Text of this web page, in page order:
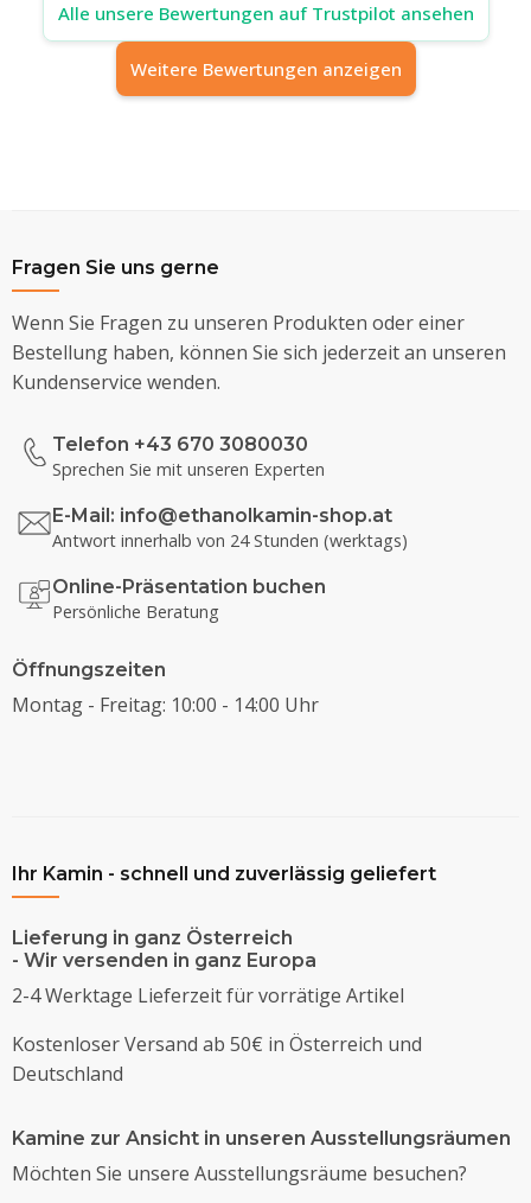
Alle unsere Bewertungen auf Trustpilot ansehen
Weitere Bewertungen anzeigen
Fragen Sie uns gerne
Wenn Sie Fragen zu unseren Produkten oder einer
Bestellung haben, können Sie sich jederzeit an unseren
Kundenservice wenden.
Telefon +43 670 3080030
Sprechen Sie mit unseren Experten
E-Mail: info@ethanolkamin-shop.at
Antwort innerhalb von 24 Stunden (werktags)
Online-Präsentation buchen
Persönliche Beratung
Öffnungszeiten
Montag - Freitag: 10:00 - 14:00 Uhr
Ihr Kamin - schnell und zuverlässig geliefert
Lieferung in ganz Österreich
- Wir versenden in ganz Europa
2-4 Werktage Lieferzeit für vorrätige Artikel
Kostenloser Versand ab 50€ in Österreich und
Deutschland
Kamine zur Ansicht in unseren Ausstellungsräumen
Möchten Sie unsere Ausstellungsräume besuchen?